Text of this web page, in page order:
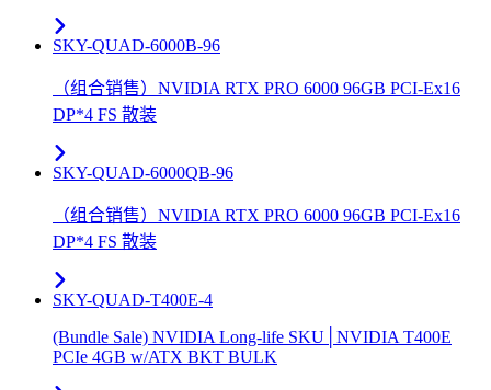
SKY-QUAD-6000B-96
（组合销售）NVIDIA RTX PRO 6000 96GB PCI-Ex16
DP*4 FS 散装
SKY-QUAD-6000QB-96
（组合销售）NVIDIA RTX PRO 6000 96GB PCI-Ex16
DP*4 FS 散装
SKY-QUAD-T400E-4
(Bundle Sale) NVIDIA Long-life SKU│NVIDIA T400E
PCIe 4GB w/ATX BKT BULK